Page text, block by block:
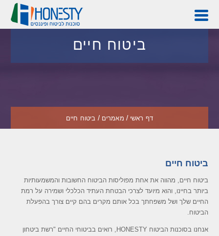
קישורים שימושיים
כניסת מבוטחים
ביטוח חיים
דף ראשי / מאמרים / ביטוח חיים
ביטוח חיים
ביטוח חיים, מהווה את אחת מפוליסות הביטוח החשובות והמשמעותיות
ביותר בחיינו, והוא מיועד לצרכי הבטחת העתיד הכלכלי ושמירה על רמת
החיים שלך ושל משפחתך בכל אותם מקרים בהם קיים צורך בהפעלת
הביטוח.
אנחנו בסוכנות הביטוח HONESTY, רואים בביטוחי החיים "רשת ביטחון